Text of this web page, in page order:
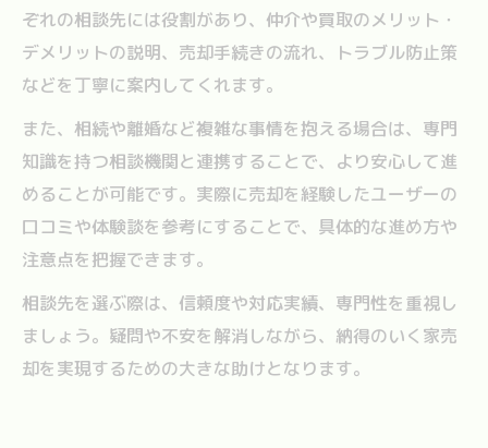
ぞれの相談先には役割があり、仲介や買取のメリット・
デメリットの説明、売却手続きの流れ、トラブル防止策
などを丁寧に案内してくれます。
また、相続や離婚など複雑な事情を抱える場合は、専門
知識を持つ相談機関と連携することで、より安心して進
めることが可能です。実際に売却を経験したユーザーの
口コミや体験談を参考にすることで、具体的な進め方や
注意点を把握できます。
相談先を選ぶ際は、信頼度や対応実績、専門性を重視し
ましょう。疑問や不安を解消しながら、納得のいく家売
却を実現するための大きな助けとなります。